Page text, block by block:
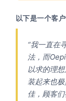
以下是一个客
“我一直在
法，而
以求的理
装起来也
佳，顾客